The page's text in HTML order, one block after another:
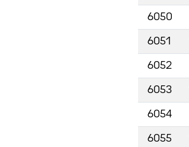
6050
6051
6052
6053
6054
6055